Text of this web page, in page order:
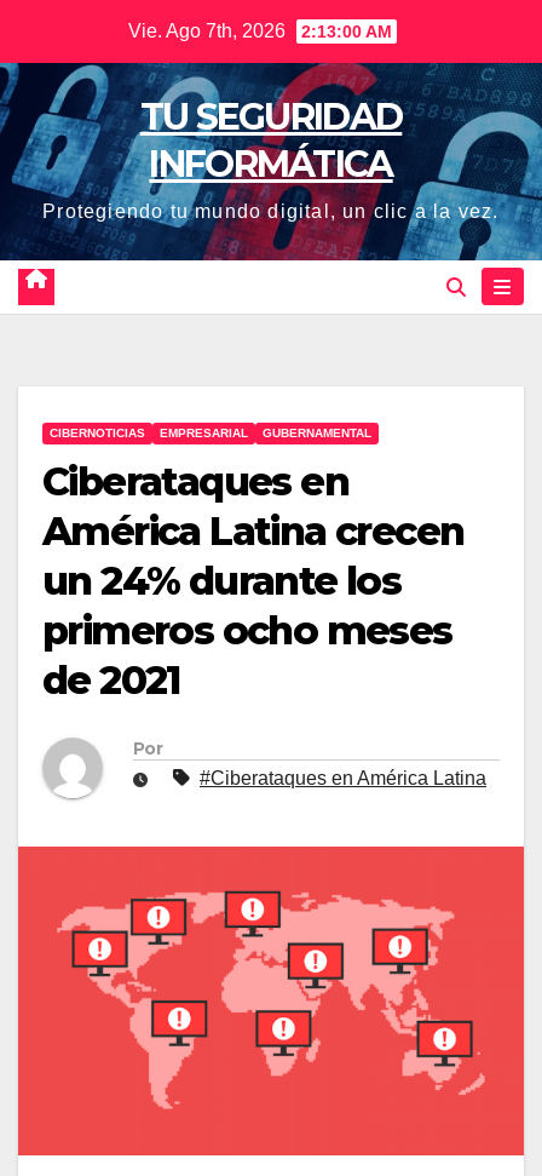
contenido
Vie. Ago 7th, 2026 2:13:01 AM
TU SEGURIDAD
INFORMÁTICA
Protegiendo tu mundo digital, un clic a la vez.
CIBERNOTICIAS EMPRESARIAL GUBERNAMENTAL
Ciberataques en
América Latina crecen
un 24% durante los
primeros ocho meses
de 2021
Por
#Ciberataques en América Latina